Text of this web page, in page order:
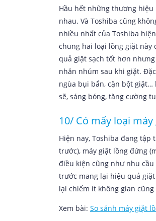
Hầu hết những thương
nhau. Và Toshiba cũng
nhiều nhất của Toshiba
chung hai loại lồng giặt này
quả giặt sạch tốt hơn
nhăn nhúm sau khi giặt.
ngùa bụi bẩn, cặn bột
sẽ, sáng bóng, tăng cường
10/ Có mấy loại
Hiện nay, Toshiba đang
trước), máy giặt lồng đứng
điều kiện cũng như nhu
trước mang lại hiệu quả
lại chiếm ít không gian
Xem bài: So sánh máy giặt